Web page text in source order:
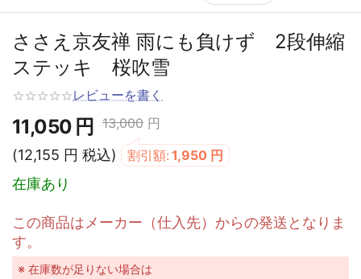
ささえ京友禅 雨にも負けず 2段伸縮
ステッキ 桜吹雪
レビューを書く
11,050 円 13,000 円
(12,155 円 税込) 割引額: 1,950 円
在庫あり
この商品はメーカー（仕入先）からの発送となりま
す。
※ 在庫数が足りない場合は